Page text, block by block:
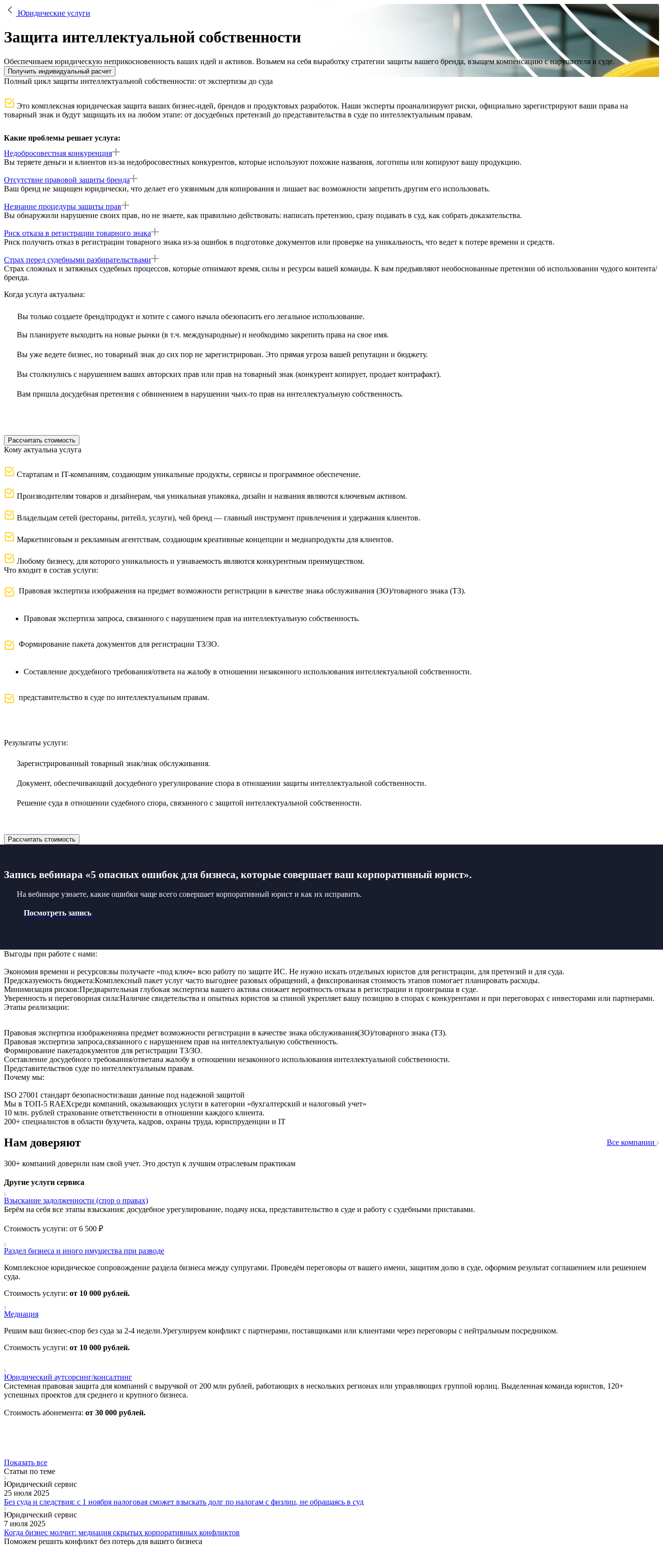
Юридические услуги
Защита интеллектуальной собственности
Обеспечиваем юридическую неприкосновенность ваших идей и активов. Возьмем на себя выработку стратегии защиты вашего бренда, взыщем компенсацию с нарушителя в суде.
Получить индивидуальный расчет
Полный цикл защиты интеллектуальной собственности: от экспертизы до суда
Это комплексная юридическая защита ваших бизнес-идей, брендов и продуктовых разработок. Наши эксперты проанализируют риски, официально зарегистрируют ваши права на
товарный знак и будут защищать их на любом этапе: от досудебных претензий до представительства в суде по интеллектуальным правам.
Какие проблемы решает услуга:
Недобросовестная конкуренция
Вы теряете деньги и клиентов из-за недобросовестных конкурентов, которые используют похожие названия, логотипы или копируют вашу продукцию.
Отсутствие правовой защиты бренда
Ваш бренд не защищен юридически, что делает его уязвимым для копирования и лишает вас возможности запретить другим его использовать.
Незнание процедуры защиты прав
Вы обнаружили нарушение своих прав, но не знаете, как правильно действовать: написать претензию, сразу подавать в суд, как собрать доказательства.
Риск отказа в регистрации товарного знака
Риск получить отказ в регистрации товарного знака из-за ошибок в подготовке документов или проверке на уникальность, что ведет к потере времени и средств.
Страх перед судебными разбирательствами
Страх сложных и затяжных судебных процессов, которые отнимают время, силы и ресурсы вашей команды. К вам предъявляют необоснованные претензии об использовании чудого контента/
бренда.
Когда услуга актуальна:
Вы только создаете бренд/продукт и хотите с самого начала обезопасить его легальное использование.
Вы планируете выходить на новые рынки (в т.ч. международные) и необходимо закрепить права на свое имя.
Вы уже ведете бизнес, но товарный знак до сих пор не зарегистрирован. Это прямая угроза вашей репутации и бюджету.
Вы столкнулись с нарушением ваших авторских прав или прав на товарный знак (конкурент копирует, продает контрафакт).
Вам пришла досудебная претензия с обвинением в нарушении чьих-то прав на интеллектуальную собственность.
Рассчитать стоимость
Кому актуальна услуга
Стартапам и IT-компаниям, создающим уникальные продукты, сервисы и программное обеспечение.
Производителям товаров и дизайнерам, чья уникальная упаковка, дизайн и названия являются ключевым активом.
Владельцам сетей (рестораны, ритейл, услуги), чей бренд — главный инструмент привлечения и удержания клиентов.
Маркетинговым и рекламным агентствам, создающим креативные концепции и медиапродукты для клиентов.
Любому бизнесу, для которого уникальность и узнаваемость являются конкурентным преимуществом.
Что входит в состав услуги:
Правовая экспертиза изображения на предмет возможности регистрации в качестве знака обслуживания (ЗО)/товарного знака (ТЗ).
Правовая экспертиза запроса, связанного с нарушением прав на интеллектуальную собственность.
Формирование пакета документов для регистрации ТЗ/ЗО.
Составление досудебного требования/ответа на жалобу в отношении незаконного использования интеллектуальной собственности.
представительство в суде по интеллектуальным правам.
Результаты услуги:
Зарегистрированный товарный знак/знак обслуживания.
Документ, обеспечивающий досудебного урегулирование спора в отношении защиты интеллектуальной собственности.
Решение суда в отношении судебного спора, связанного с защитой интеллектуальной собственности.
Рассчитать стоимость
Запись вебинара «5 опасных ошибок для бизнеса, которые совершает ваш корпоративный юрист».
На вебинаре узнаете, какие ошибки чаще всего совершает корпоративный юрист и как их исправить.
Посмотреть запись
Выгоды при работе с нами:
Экономия времени и ресурсов:вы получаете «под ключ» всю работу по защите ИС. Не нужно искать отдельных юристов для регистрации, для претензий и для суда.
Предсказуемость бюджета:Комплексный пакет услуг часто выгоднее разовых обращений, а фиксированная стоимость этапов помогает планировать расходы.
Минимизация рисков:Предварительная глубокая экспертиза вашего актива снижает вероятность отказа в регистрации и проигрыша в суде.
Уверенность и переговорная сила:Наличие свидетельства и опытных юристов за спиной укрепляет вашу позицию в спорах с конкурентами и при переговорах с инвесторами или партнерами.
Этапы реализации:
Правовая экспертиза изображенияна предмет возможности регистрации в качестве знака обслуживания(ЗО)/товарного знака (ТЗ).
Правовая экспертиза запроса,связанного с нарушением прав на интеллектуальную собственность.
Формирование пакетадокументов для регистрации ТЗ/ЗО.
Составление досудебного требования/ответана жалобу в отношении незаконного использования интеллектуальной собственности.
Представительствов суде по интеллектуальным правам.
Почему мы:
ISO 27001 стандарт безопасности:ваши данные под надежной защитой
Мы в ТОП-5 RAEXсреди компаний, оказывающих услуги в категории «бухгалтерский и налоговый учет»
10 млн. рублей страхование ответственности в отношении каждого клиента.
200+ специалистов в области бухучета, кадров, охраны труда, юриспруденции и IT
Нам доверяют Все компании
300+ компаний доверили нам свой учет. Это доступ к лучшим отраслевым практикам
Другие услуги сервиса
Взыскание задолженности (спор о правах)
Берём на себя все этапы взыскания: досудебное урегулирование, подачу иска, представительство в суде и работу с судебными приставами.
Стоимость услуги: от 6 500 ₽
Раздел бизнеса и иного имущества при разводе
Комплексное юридическое сопровождение раздела бизнеса между супругами. Проведём переговоры от вашего имени, защитим долю в суде, оформим результат соглашением или решением
суда.
Стоимость услуги: от 10 000 рублей.
Медиация
Решим ваш бизнес-спор без суда за 2-4 недели.Урегулируем конфликт с партнерами, поставщиками или клиентами через переговоры с нейтральным посредником.
Стоимость услуги: от 10 000 рублей.
Юридический аутсорсинг/консалтинг
Системная правовая защита для компаний с выручкой от 200 млн рублей, работающих в нескольких регионах или управляющих группой юрлиц. Выделенная команда юристов, 120+
успешных проектов для среднего и крупного бизнеса.
Стоимость абонемента: от 30 000 рублей.
Показать все
Статьи по теме
Юридический сервис
25 июля 2025
Без суда и следствия: с 1 ноября налоговая сможет взыскать долг по налогам с физлиц, не обращаясь в суд
Юридический сервис
7 июля 2025
Когда бизнес молчит: медиация скрытых корпоративных конфликтов
Поможем решить конфликт без потерь для вашего бизнеса